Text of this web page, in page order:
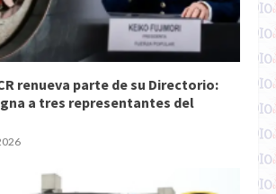
renueva parte de su Directorio:
a tres representantes del